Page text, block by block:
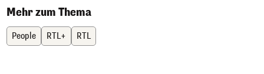
Mehr zum Thema
People RTL+ RTL